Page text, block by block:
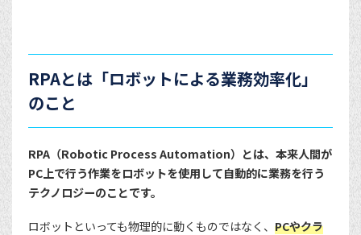
RPAとは「ロボットによる業務効率化」
のこと
RPA（Robotic Process Automation）とは、本来人間が
PC上で行う作業をロボットを使用して自動的に業務を行う
テクノロジーのことです。
ロボットといっても物理的に動くものではなく、 PCやクラ